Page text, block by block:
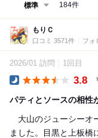
184件
もりＣ
口コミ 3571件 フォ
2026/01 訪問 1回目
3.8
パティとソースの相性
大山のジューシーオ
ました。目黒と上板橋